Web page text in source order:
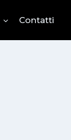
Contatti